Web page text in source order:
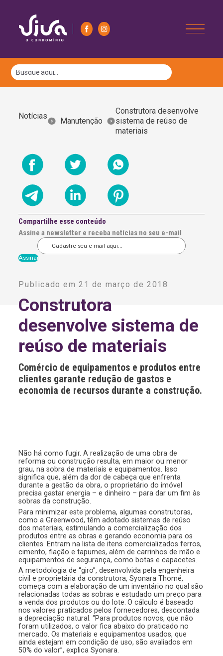
Notícias
Manutenção
Construtora desenvolve
sistema de reúso de
materiais
Compartilhe esse conteúdo
Assine a newsletter e receba notícias no seu e-mail
t
r
n
t
v
:
Publicado em 21 de março de 2018
Construtora
desenvolve sistema de
reúso de materiais
Comércio de equipamentos e produtos entre
clientes garante redução de gastos e
economia de recursos durante a construção.
Não há como fugir. A realização de uma obra de
reforma ou construção resulta, em maior ou menor
grau, na sobra de materiais e equipamentos. Isso
significa que, além da dor de cabeça que enfrenta
durante a gestão da obra, o proprietário do imóvel
precisa gastar energia – e dinheiro – para dar um fim às
sobras da construção.
Para minimizar este problema, algumas construtoras,
como a Greenwood, têm adotado sistemas de reúso
dos materiais, estimulando a comercialização dos
produtos entre as obras e gerando economia para os
clientes. Entram na lista de itens comercializados ferros,
cimento, fiação e tapumes, além de carrinhos de mão e
equipamentos de segurança, como botas e capacetes.
A metodologia de “giro”, desenvolvida pela engenheira
civil e proprietária da construtora, Syonara Thomé,
começa com a elaboração de um inventário no qual são
relacionadas todas as sobras e estudado um preço para
a venda dos produtos ou do lote. O cálculo é baseado
nos valores praticados pelos fornecedores, descontada
a depreciação natural. “Para produtos novos, que não
foram utilizados, o valor fica abaixo do praticado no
mercado. Os materiais e equipamentos usados, que
ainda estejam em condição de uso, são avaliados em
50% do valor”, explica Syonara.